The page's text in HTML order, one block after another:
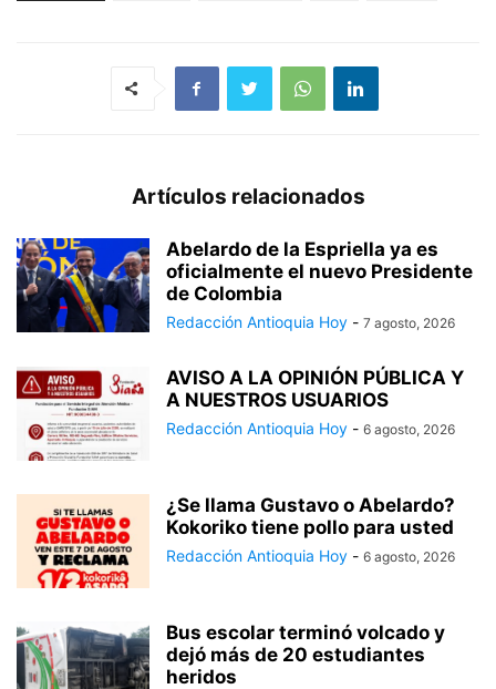
Artículos relacionados
Abelardo de la Espriella ya es
oficialmente el nuevo Presidente
de Colombia
Redacción Antioquia Hoy - 7 agosto, 2026
AVISO A LA OPINIÓN PÚBLICA Y
A NUESTROS USUARIOS
Redacción Antioquia Hoy - 6 agosto, 2026
¿Se llama Gustavo o Abelardo?
Kokoriko tiene pollo para usted
Redacción Antioquia Hoy - 6 agosto, 2026
Bus escolar terminó volcado y
dejó más de 20 estudiantes
heridos